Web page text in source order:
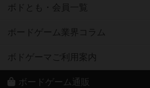
ボドとも・会員一覧
ボードゲーム業界コラム
ボドゲーマご利用案内
ボードゲーム通販